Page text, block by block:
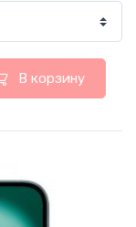
В корзину